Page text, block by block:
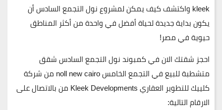
kleek واكتشف كيف يمكن لمشروع
نول التجمع السادسأن
يكون بداية جديدة لحياة أفضل في واحدة من أكثر المناطق
حيوية في مصر!
احجز شقتك الان فيكمبوند نول التجمع السادس شقق
متشطبة للبيع في التجمع الخامس noll new cairo من شركة
كلييك للتطوير العقاري Kleek Developments من
بالاتصال على
الارقام التالية: